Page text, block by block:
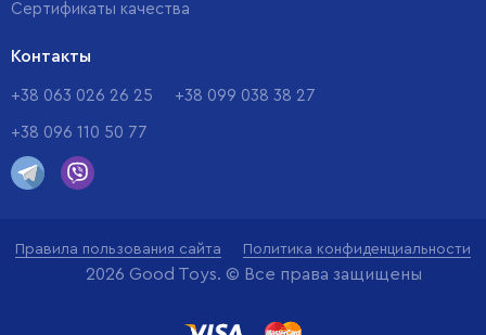
Сертификаты качества
Контакты
+38 063 026 26 25 +38 099 038 38 27
+38 096 110 50 77
Правила пользования сайта Политика конфиденциальности
2026 Good Toys. © Все права защищены